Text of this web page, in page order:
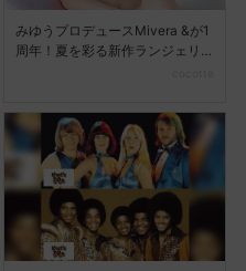
みゆうプロデュースMivera &が1
周年！夏を彩る新作ランジェリ